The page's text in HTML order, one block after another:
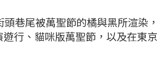
巷尾被萬聖節的橘與黑所渲染
行、貓咪版萬聖節，以及在東